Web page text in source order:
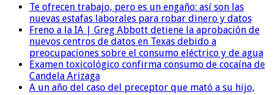
Te ofrecen trabajo, pero es un engaño: así son las
nuevas estafas laborales para robar dinero y datos
Freno a la IA | Greg Abbott detiene la aprobación de
nuevos centros de datos en Texas debido a
preocupaciones sobre el consumo eléctrico y de agua
Examen toxicológico confirma consumo de cocaína de
Candela Arizaga
A un año del caso del preceptor que mató a su hijo,